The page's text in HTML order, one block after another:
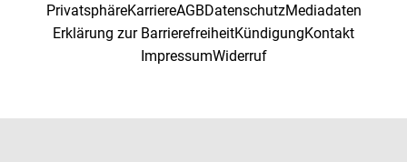
PrivatsphäreKarriereAGBDatenschutzMediadaten
Erklärung zur BarrierefreiheitKündigungKontakt
ImpressumWiderruf